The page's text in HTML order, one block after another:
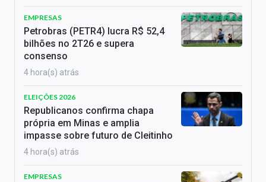
EMPRESAS
Petrobras (PETR4) lucra R$ 52,4
bilhões no 2T26 e supera
consenso
4 hora(s) atrás
ELEIÇÕES 2026
Republicanos confirma chapa
própria em Minas e amplia
impasse sobre futuro de Cleitinho
4 hora(s) atrás
EMPRESAS